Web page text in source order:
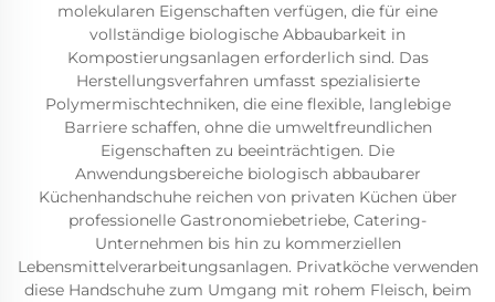
molekularen Eigenschaften verfügen, die für eine
vollständige biologische Abbaubarkeit in
Kompostierungsanlagen erforderlich sind. Das
Herstellungsverfahren umfasst spezialisierte
Polymermischtechniken, die eine flexible, langlebige
Barriere schaffen, ohne die umweltfreundlichen
Eigenschaften zu beeinträchtigen. Die
Anwendungsbereiche biologisch abbaubarer
Küchenhandschuhe reichen von privaten Küchen über
professionelle Gastronomiebetriebe, Catering-
Unternehmen bis hin zu kommerziellen
Lebensmittelverarbeitungsanlagen. Privatköche verwenden
diese Handschuhe zum Umgang mit rohem Fleisch, beim